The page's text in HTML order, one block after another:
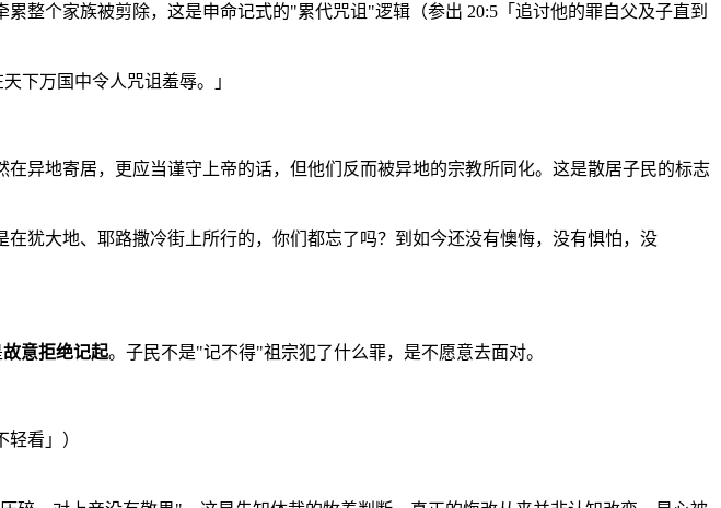
整个家族被剪除，这是申命记式的"累代咒诅"逻辑（参出 20:5「追讨他的罪自父及子直到
下万国中令人咒诅羞辱。」
异地寄居，更应当谨守上帝的话，但他们反而被异地的宗教所同化。这是散居子民的标志
犹大地、耶路撒冷街上所行的，你们都忘了吗？到如今还没有懊悔，没有惧怕，没
故意拒绝记起。子民不是"记不得"祖宗犯了什么罪，是不愿意去面对。
看」）